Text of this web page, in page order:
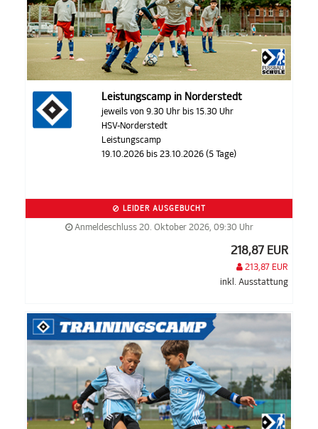
Leistungscamp in Norderstedt
jeweils von 9.30 Uhr bis 15.30 Uhr
HSV-Norderstedt
Leistungscamp
19.10.2026 bis 23.10.2026 (5 Tage)
LEIDER AUSGEBUCHT
Anmeldeschluss 20. Oktober 2026, 09:30 Uhr
218,87 EUR
213,87 EUR
inkl. Ausstattung